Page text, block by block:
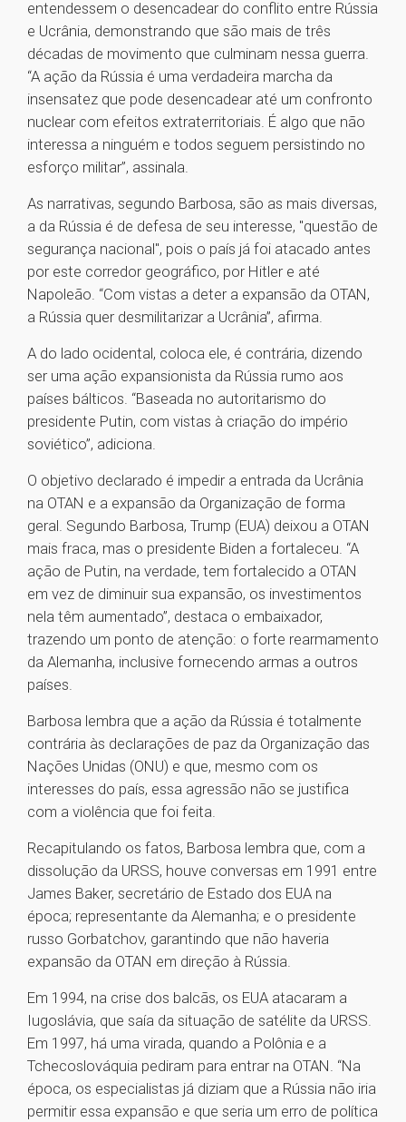
entendessem o desencadear do conflito entre Rússia
e Ucrânia, demonstrando que são mais de três
décadas de movimento que culminam nessa guerra.
“A ação da Rússia é uma verdadeira marcha da
insensatez que pode desencadear até um confronto
nuclear com efeitos extraterritoriais. É algo que não
interessa a ninguém e todos seguem persistindo no
esforço militar”, assinala.
As narrativas, segundo Barbosa, são as mais diversas,
a da Rússia é de defesa de seu interesse, "questão de
segurança nacional", pois o país já foi atacado antes
por este corredor geográfico, por Hitler e até
Napoleão. “Com vistas a deter a expansão da OTAN,
a Rússia quer desmilitarizar a Ucrânia”, afirma.
A do lado ocidental, coloca ele, é contrária, dizendo
ser uma ação expansionista da Rússia rumo aos
países bálticos. “Baseada no autoritarismo do
presidente Putin, com vistas à criação do império
soviético”, adiciona.
O objetivo declarado é impedir a entrada da Ucrânia
na OTAN e a expansão da Organização de forma
geral. Segundo Barbosa, Trump (EUA) deixou a OTAN
mais fraca, mas o presidente Biden a fortaleceu. “A
ação de Putin, na verdade, tem fortalecido a OTAN
em vez de diminuir sua expansão, os investimentos
nela têm aumentado”, destaca o embaixador,
trazendo um ponto de atenção: o forte rearmamento
da Alemanha, inclusive fornecendo armas a outros
países.
Barbosa lembra que a ação da Rússia é totalmente
contrária às declarações de paz da Organização das
Nações Unidas (ONU) e que, mesmo com os
interesses do país, essa agressão não se justifica
com a violência que foi feita.
Recapitulando os fatos, Barbosa lembra que, com a
dissolução da URSS, houve conversas em 1991 entre
James Baker, secretário de Estado dos EUA na
época; representante da Alemanha; e o presidente
russo Gorbatchov, garantindo que não haveria
expansão da OTAN em direção à Rússia.
Em 1994, na crise dos balcãs, os EUA atacaram a
Iugoslávia, que saía da situação de satélite da URSS.
Em 1997, há uma virada, quando a Polônia e a
Tchecoslováquia pediram para entrar na OTAN. “Na
época, os especialistas já diziam que a Rússia não iria
permitir essa expansão e que seria um erro de política